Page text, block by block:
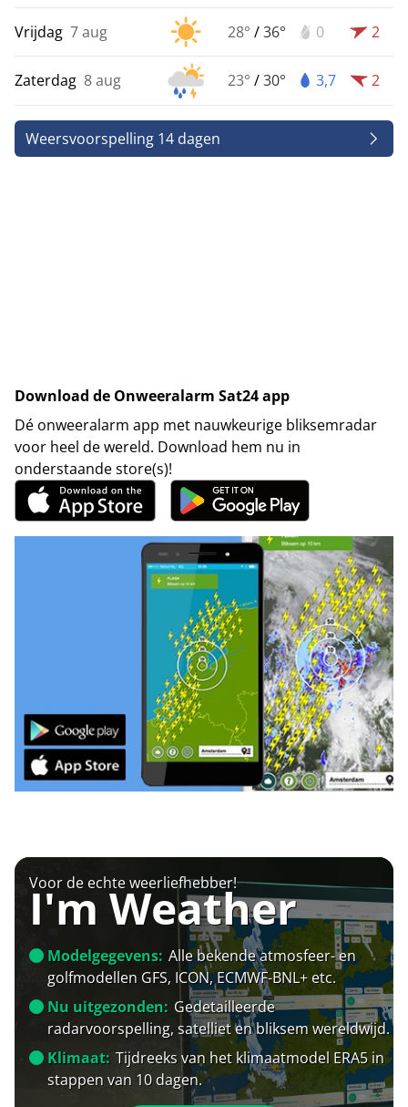
Vrijdag 7 aug 28° /36° 0 2
Zaterdag 8 aug 23° /30° 3,7 2
Weersvoorspelling 14 dagen
Download de Onweeralarm Sat24 app
Dé onweeralarm app met nauwkeurige bliksemradar
voor heel de wereld. Download hem nu in
onderstaande store(s)!
Voor de echte weerliefhebber!
I'm Weather
Modelgegevens: Alle bekende atmosfeer- en
golfmodellen GFS, ICON, ECMWF-BNL+ etc.
Nu uitgezonden: Gedetailleerde
radarvoorspelling, satelliet en bliksem wereldwijd.
Klimaat: Tijdreeks van het klimaatmodel ERA5 in
stappen van 10 dagen.